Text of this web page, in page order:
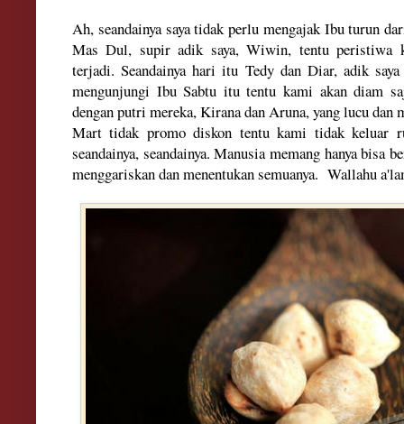
Ah, seandainyasaya tidak perlu mengajak Ibu turun
Mas Dul, supir adik saya, Wiwin, tentu peristiwa
terjadi. Seandainyahari itu Tedy dan Diar, adik
mengunjungi IbuSabtu itu tentu kami akan diam
denganputri mereka, Kirana dan Aruna,yang lucu dan
Mart tidak promo diskon tentu kami tidak keluar
seandainya, seandainya.Manusia memang hanya bisa
menggariskan dan menentukan semuanya. Wallahu